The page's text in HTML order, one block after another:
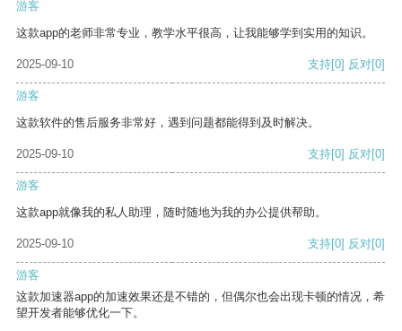
游客
这款app的老师非常专业，教学水平很高，让我能够学到实用的知识。
2025-09-10 支持[0] 反对[0]
游客
这款软件的售后服务非常好，遇到问题都能得到及时解决。
2025-09-10 支持[0] 反对[0]
游客
这款app就像我的私人助理，随时随地为我的办公提供帮助。
2025-09-10 支持[0] 反对[0]
游客
这款加速器app的加速效果还是不错的，但偶尔也会出现卡顿的情况，希
望开发者能够优化一下。